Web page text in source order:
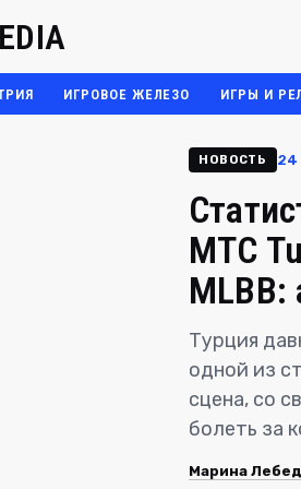
ИГРОВОЕ ЖЕЛЕЗО ИГРЫ И
НОВОСТЬ 24
MTC
MLBB:
Турция
одной из
сцена, со
болеть за
Марина